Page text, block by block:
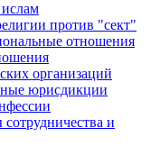
против "сект"
отношения
организаций
юрисдикции
и